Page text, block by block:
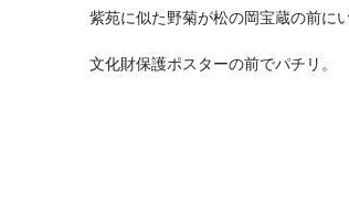
紫苑に似た野菊が松の岡宝蔵の前に
文化財保護ポスターの前でパチリ。